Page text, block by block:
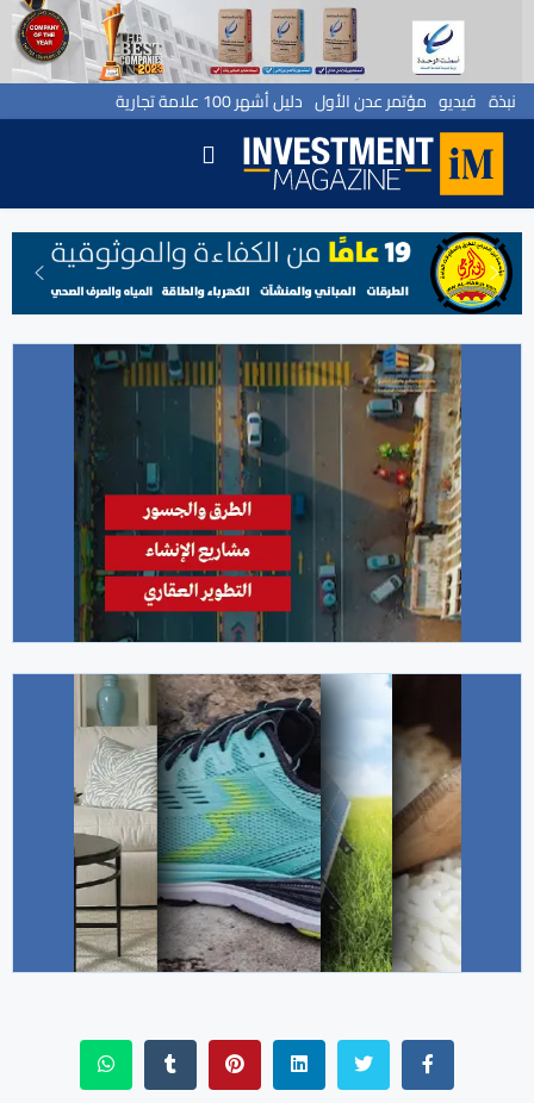
نبذة فيديو مؤتمر عدن الأول دليل أشهر 100 علامة تجارية